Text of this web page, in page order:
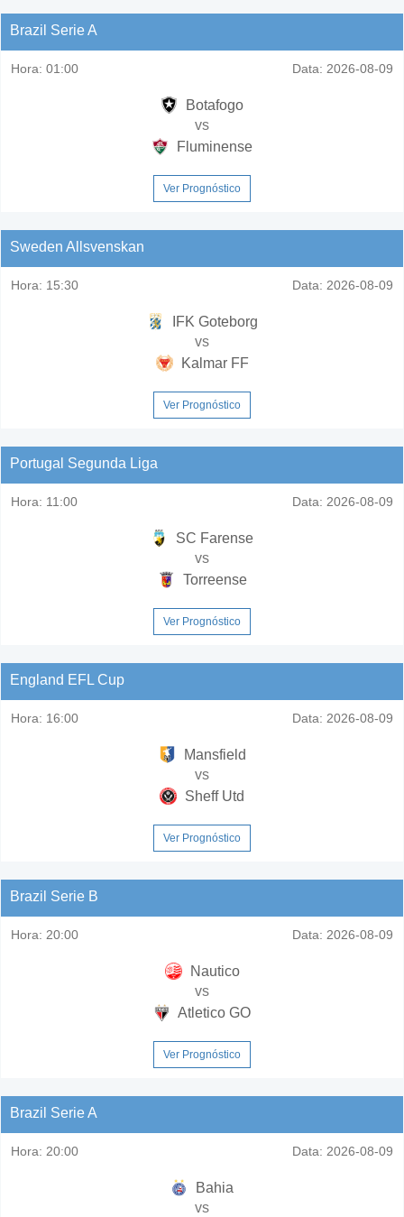
Brazil Serie A
Hora: 01:00 Data: 2026-08-09
Botafogo
vs
Fluminense
Ver Prognóstico
Sweden Allsvenskan
Hora: 15:30 Data: 2026-08-09
IFK Goteborg
vs
Kalmar FF
Ver Prognóstico
Portugal Segunda Liga
Hora: 11:00 Data: 2026-08-09
SC Farense
vs
Torreense
Ver Prognóstico
England EFL Cup
Hora: 16:00 Data: 2026-08-09
Mansfield
vs
Sheff Utd
Ver Prognóstico
Brazil Serie B
Hora: 20:00 Data: 2026-08-09
Nautico
vs
Atletico GO
Ver Prognóstico
Brazil Serie A
Hora: 20:00 Data: 2026-08-09
Bahia
vs